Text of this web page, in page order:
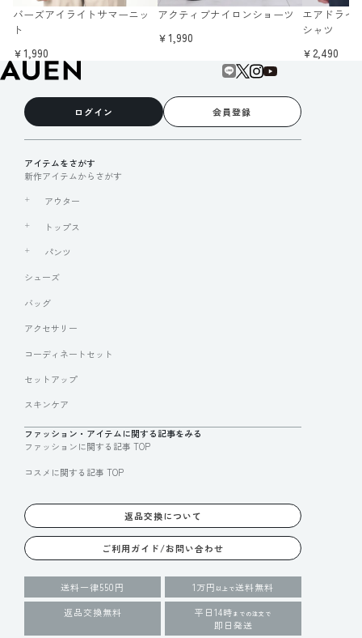
バーズアイライトサマーニッ
ト
￥1,990
アクティブナイロンショーツ
￥1,990
エアドライ
シャツ
￥2,490
ログイン 会員登録
アイテムをさがす
新作アイテムからさがす
アウター
トップス
パンツ
シューズ
バッグ
アクセサリー
コーディネートセット
セットアップ
スキンケア
ファッション・アイテムに関する記事をみる
ファッションに関する記事 TOP
コスメに関する記事 TOP
返品交換について
ご利用ガイド/お問い合わせ
送料一律550円 1万円 以上で送料無料
返品交換無料
平日14時 までの注文で
即日発送